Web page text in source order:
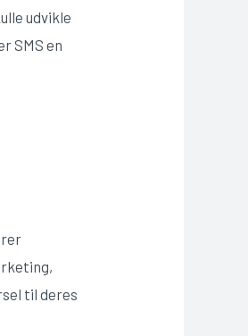
udvikle
SMS en
til deres